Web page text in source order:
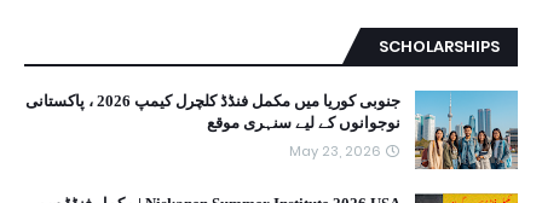
SCHOLARSHIPS
جنوبی کوریا میں مکمل فنڈڈ کلچرل کیمپ 2026 ، پاکستانی
نوجوانوں کے لیے سنہری موقع
May 23, 2026